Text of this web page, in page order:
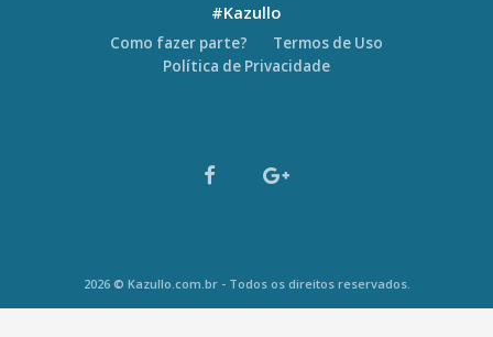
#Kazullo
Como fazer parte?
Termos de Uso
Política de Privacidade
2026 © Kazullo.com.br - Todos os direitos reservados.